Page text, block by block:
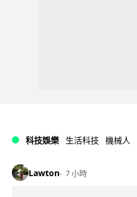
科技娛樂 生活科技 機械人
Lawton 7 小時